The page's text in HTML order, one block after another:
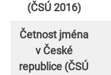
(ČSÚ 2016)
Četnost jména
v České
republice (ČSÚ